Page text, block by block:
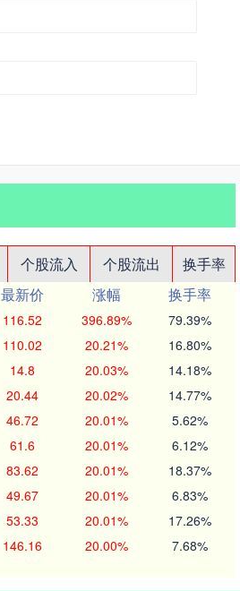
个股流入 个股流出
换手率
最新价 涨幅
换手率
116.52 396.89% 79.39%
110.02 20.21% 16.80%
14.8 20.03% 14.18%
20.44 20.02% 14.77%
46.72 20.01% 5.62%
61.6 20.01% 6.12%
83.62 20.01% 18.37%
49.67 20.01% 6.83%
53.33 20.01% 17.26%
146.16 20.00% 7.68%